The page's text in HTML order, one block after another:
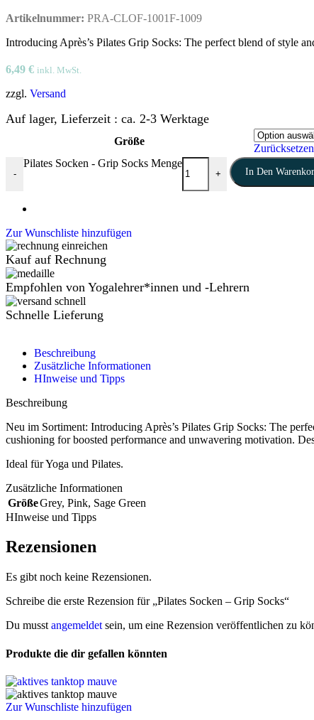
Artikelnummer: PRA-CLOF-1001F-1009
Introducing Après’s Pilates Grip Socks: The perfect blend of style
6,49 € inkl. MwSt.
zzgl. Versand
Auf lager, Lieferzeit : ca. 2-3 Werktage
Größe
Zurücksetzen
-
Pilates Socken - Grip Socks Menge
+ In Den
Zur Wunschliste hinzufügen
Kauf auf Rechnung
Empfohlen von Yogalehrer*innen und -Lehrern
Schnelle Lieferung
Beschreibung
Zusätzliche Informationen
HInweise und Tipps
Beschreibung
Neu im Sortiment: Introducing Après’s Pilates Grip Socks: The
cushioning for boosted performance and unwavering motivation.
Ideal für Yoga und Pilates.
Zusätzliche Informationen
GrößeGrey, Pink, Sage Green
HInweise und Tipps
Rezensionen
Es gibt noch keine Rezensionen.
Schreibe die erste Rezension für „Pilates Socken – Grip Socks“
Du musst angemeldet sein, um eine Rezension veröffentlichen zu
Produkte die dir gefallen könnten
Zur Wunschliste hinzufügen